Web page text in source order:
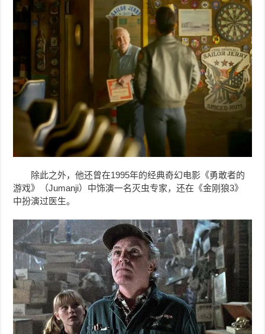
除此之外，他还曾在1995年的经典奇幻电影《勇敢者的
游戏》（Jumanji）中饰演一名灭虫专家，还在《金刚狼3》
中扮演过医生。